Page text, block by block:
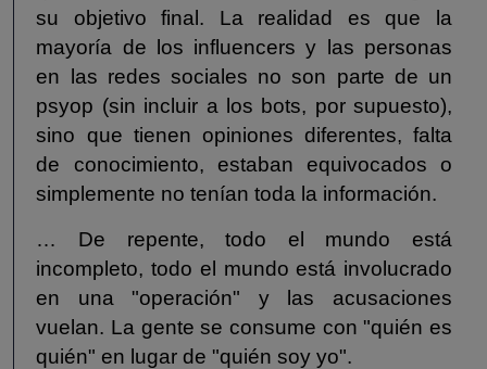
su objetivo final. La realidad es que la
mayoría de los influencers y las personas
en las redes sociales no son parte de un
psyop (sin incluir a los bots, por supuesto),
sino que tienen opiniones diferentes, falta
de conocimiento, estaban equivocados o
simplemente no tenían toda la información.
… De repente, todo el mundo está
incompleto, todo el mundo está involucrado
en una "operación" y las acusaciones
vuelan. La gente se consume con "quién es
quién" en lugar de "quién soy yo".